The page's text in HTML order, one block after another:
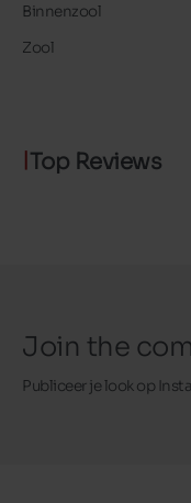
Binnenzool
Zool
Top Reviews
Join the
Publiceer je look op